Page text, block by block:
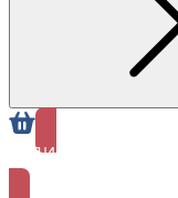
ЗАПИСАТЬСЯ
ОНЛАЙН